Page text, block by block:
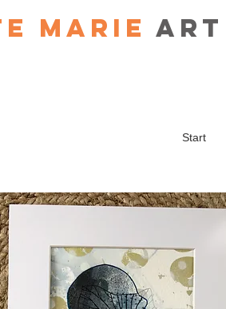
Marie art
Start